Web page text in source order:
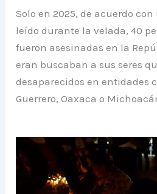
Solo en 2025, de acuerdo
leído durante la velada, 40
fueron asesinadas en la
eran buscaban a sus seres
desaparecidos en entidades
Guerrero, Oaxaca o